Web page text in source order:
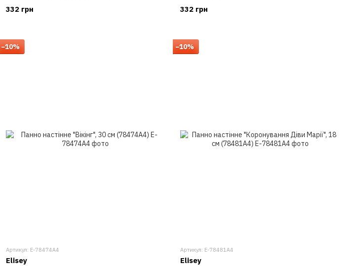
332 грн
332 грн
−10%
Артикул: E-78474A4
Elisey
−10%
Артикул: E-78481A4
Elisey